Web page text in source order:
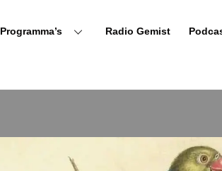
Programma’s Radio Gemist